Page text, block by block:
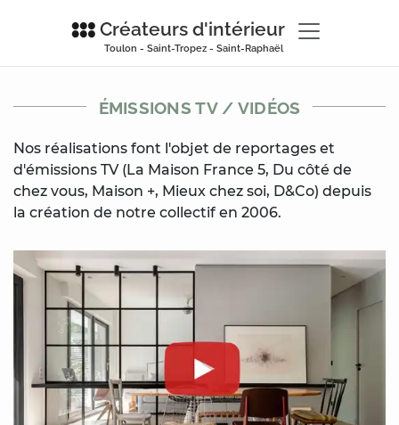
Créateurs d'intérieur
Toulon - Saint-Tropez - Saint-Raphaël
ÉMISSIONS TV / VIDÉOS
Nos réalisations font l'objet de reportages et
d'émissions TV (La Maison France 5, Du côté de
chez vous, Maison +, Mieux chez soi, D&Co) depuis
la création de notre collectif en 2006.